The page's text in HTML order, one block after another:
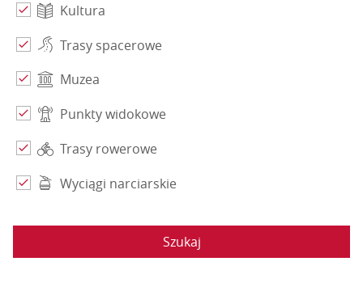
Kultura
Trasy spacerowe
Muzea
Punkty widokowe
Trasy rowerowe
Wyciągi narciarskie
Szukaj